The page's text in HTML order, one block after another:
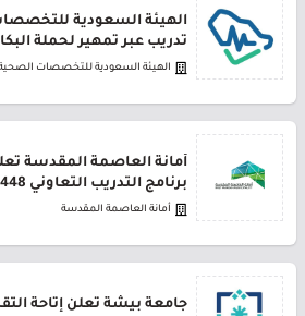
الهيئة السعودية
تدريب عبر تمهير لحملة
الهيئة السعودية للتخصصات
أمانة العاصمة المقدسة
برنامج التدريب التعاوني 1448هـ
أمانة العاصمة المقدسة
جامعة بيشة تعلن إتاحة